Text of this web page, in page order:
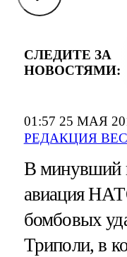
01:57 25 МАЯ
РЕДАКЦИЯ
СЛЕДИТЕ ЗА
НОВОСТЯМИ:
В минувший
авиация
бомбовых
Триполи, в